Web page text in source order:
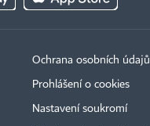
Ochrana osobních údajů
Prohlášení o cookies
Nastavení soukromí